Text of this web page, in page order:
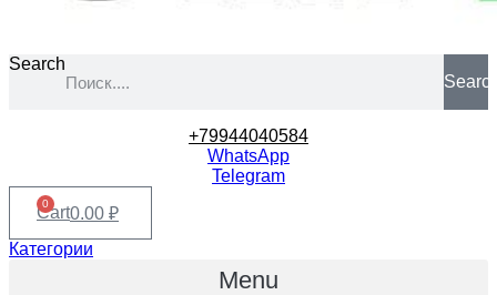
Search
+79944040584
WhatsApp
Telegram
0.00 ₽
0
Cart
Категории
Menu